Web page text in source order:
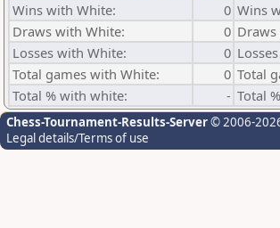
Wins with White:
0 Wins
Draws with White:
0
Losses with White:
0
Total games with White:
0 Total
Total % with white:
- Total
Chess-Tournament-Results-Server© 2006-
Legal details/Terms of use